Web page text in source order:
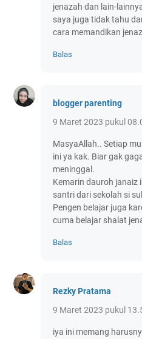
jenazah dan lain-
saya juga tidak tahu
cara memandikan
Balas
blogger parenting
9 Maret 2023 pukul
MasyaAllah.. Setiap
ini ya kak. Biar gak
meninggal.
Kemarin dauroh janaiz
santri dari sekolah si
Pengen belajar juga
cuma belajar shalat
Balas
Rezky Pratama
9 Maret 2023 pukul
iya ini memang